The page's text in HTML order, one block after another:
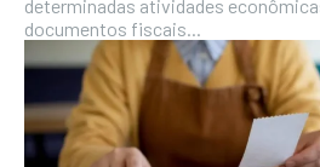
determinadas atividades
documentos fiscais...